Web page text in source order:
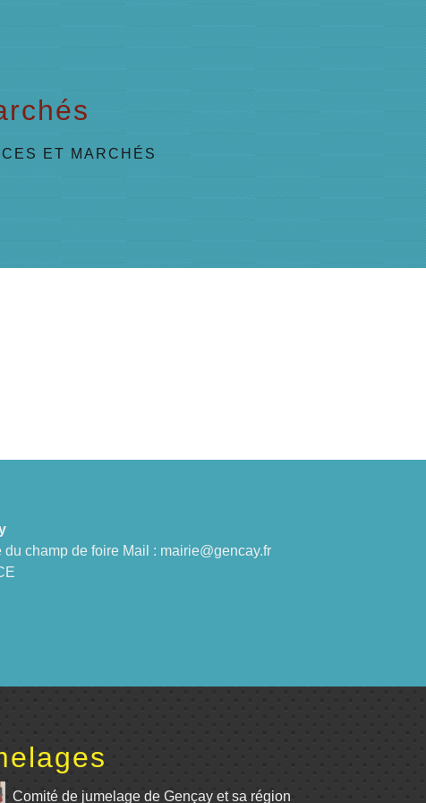
ET MARCHÉS
champ de foire Mail : mairie@gencay.fr
Comité de jumelage de Gençay et sa région